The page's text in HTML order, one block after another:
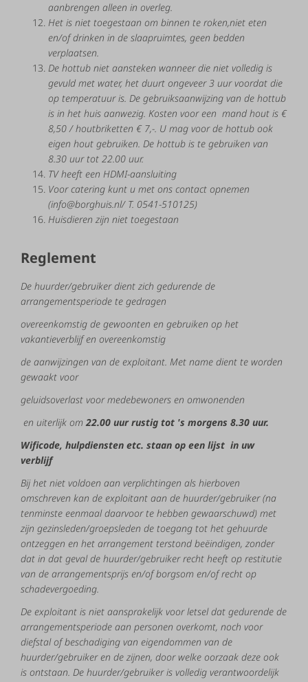
aanbrengen alleen in overleg.
Het is niet toegestaan om binnen te roken,niet eten
en/of drinken in de slaapruimtes, geen bedden
verplaatsen.
De hottub niet aansteken wanneer die niet volledig is
gevuld met water, het duurt ongeveer 3 uur voordat die
op temperatuur is. De gebruiksaanwijzing van de hottub
is in het huis aanwezig. Kosten voor een mand hout is €
8,50 / houtbriketten € 7,-. U mag voor de hottub ook
eigen hout gebruiken. De hottub is te gebruiken van
8.30 uur tot 22.00 uur.
TV heeft een HDMI-aansluiting
Voor catering kunt u met ons contact opnemen
(info@borghuis.nl/ T. 0541-510125)
Huisdieren zijn niet toegestaan
Reglement
De huurder/gebruiker dient zich gedurende de
arrangementsperiode te gedragen
overeenkomstig de gewoonten en gebruiken op het
vakantieverblijf en overeenkomstig
de aanwijzingen van de exploitant. Met name dient te worden
gewaakt voor
geluidsoverlast voor medebewoners en omwonenden
en uiterlijk om 22.00 uur rustig tot 's morgens 8.30 uur.
Wificode, hulpdiensten etc.staan op een lijst in uw
verblijf
Bij het niet voldoen aan verplichtingen als hierboven
omschreven kan de exploitant aan de huurder/gebruiker (na
tenminste eenmaal daarvoor te hebben gewaarschuwd) met
zijn gezinsleden/groepsleden de toegang tot het gehuurde
ontzeggen en het arrangement terstond beëindigen, zonder
dat in dat geval de huurder/gebruiker recht heeft op restitutie
van de arrangementsprijs en/of borgsom en/of recht op
schadevergoeding.
De exploitant is niet aansprakelijk voor letsel dat gedurende de
arrangementsperiode aan personen overkomt, noch voor
diefstal of beschadiging van eigendommen van de
huurder/gebruiker en de zijnen, door welke oorzaak deze ook
is ontstaan. De huurder/gebruiker is volledig verantwoordelijk